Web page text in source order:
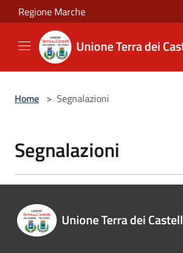
Salta al contenuto principale
Regione Marche
Unione Terra dei
Home > Segnalazioni
Segnalazioni
Unione Terra dei